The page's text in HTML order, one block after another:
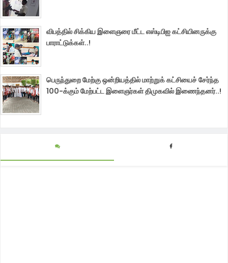
விபத்தில் சிக்கிய இளைஞரை மீட்ட எஸ்டிபிஐ கட்சியினருக்கு
பாராட்டுக்கள்..!
பெருந்துறை மேற்கு ஒன்றியத்தில் மாற்றுக் கட்சியைச் சேர்ந்த
100-க்கும் மேற்பட்ட இளைஞர்கள் திமுகவில் இணைந்தனர்..!